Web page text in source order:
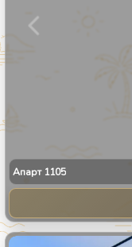
Апарт 1105